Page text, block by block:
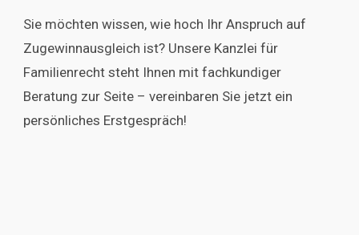
Sie möchten wissen, wie hoch Ihr Anspruch auf
Zugewinnausgleich ist? Unsere Kanzlei für
Familienrecht steht Ihnen mit fachkundiger
Beratung zur Seite – vereinbaren Sie jetzt ein
persönliches Erstgespräch!